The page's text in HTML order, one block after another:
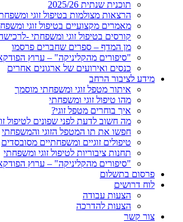
תוכנית שנתית 2025/26
הרצאות מצולמות בטיפול זוגי
מאמרים מקצועיים בטיפול זוגי
קורסים בטיפול זוגי ומשפחתי -
מן המדף – ספרים שחברים פרסמו
"סיפורים מהקליניקה" – ערוץ
כנסים ואירועים של ארגונים אחרים
מידע לציבור הרחב
איתור מטפל זוגי ומשפחתי מוסמך
מהו טיפול זוגי ומשפחתי
איך בוחרים מטפל זוגי?
מה חשוב לדעת לפני שפונים לטיפול
חפשו את תו המטפל הזוגי והמשפחתי
טיפולים זוגיים ומשפחתיים מסובסדים
תחנות ציבוריות לטיפול זוגי ומשפחתי
"סיפורים מהקליניקה" – ערוץ
פרסום בתשלום
לוח דרושים
הצעות עבודה
הצעות להדרכה
צור קשר